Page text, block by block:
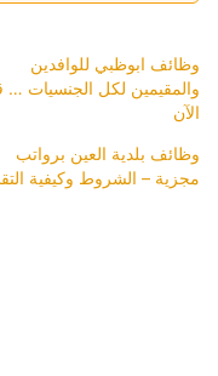
وظائف ابوظبي للوافدين
والمقيمين لكل الجنسيات …
الآن
وظائف بلدية العين برواتب
مجزية – الشروط وكيفية